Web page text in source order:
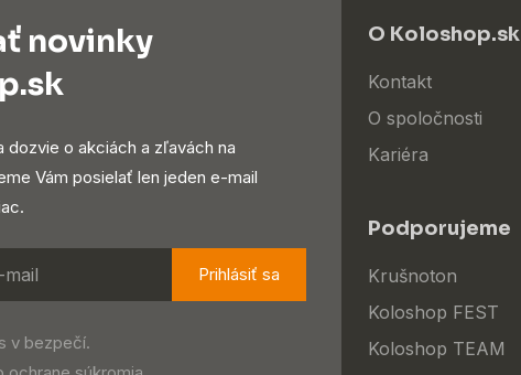
novinky
dozvie o akciách a zľavách na
Vám posielať len jeden e-mail
Prihlásiť sa
v bezpečí.
O Koloshop.sk
Kontakt
O spoločnosti
Kariéra
Podporujeme
Krušnoton
Koloshop FEST
Koloshop TEAM